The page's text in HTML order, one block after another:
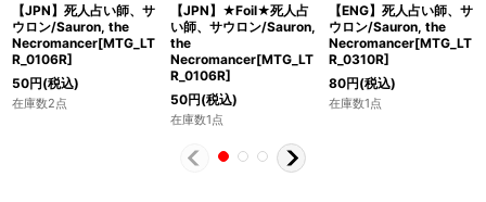
【JPN】死人占い師、サ
ウロン/Sauron, the
Necromancer[MTG_LT
R_0106R]
50円(税込)
在庫数2点
【JPN】★Foil★死人占
い師、サウロン/Sauron,
the
Necromancer[MTG_LT
R_0106R]
50円(税込)
在庫数1点
【ENG】死人占い師、サ
ウロン/Sauron, the
Necromancer[MTG_LT
R_0310R]
80円(税込)
在庫数1点